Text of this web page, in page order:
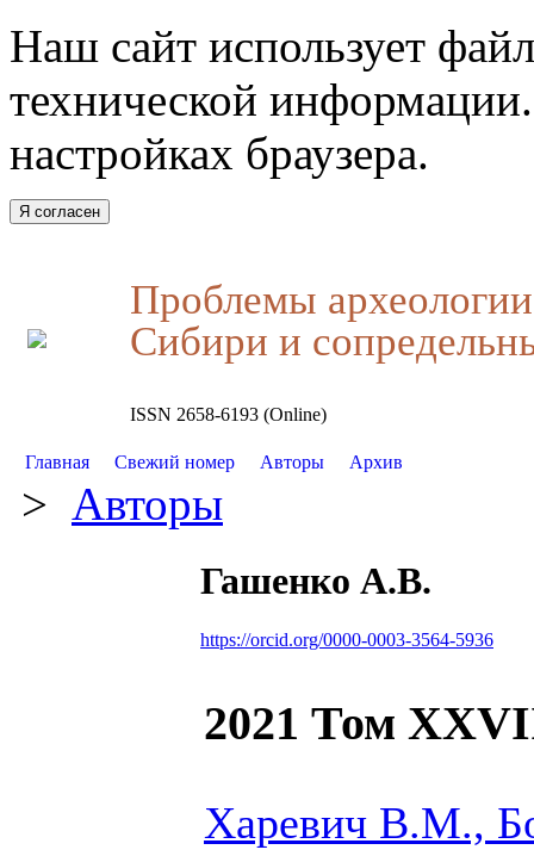
Наш сайт использует
технической
настройках браузера.
Я согласен
Проблемы
Сибири и
ISSN 2658-6193 (Online)
Главная Свежий номер Авторы Архив
> Авторы
Гашенко А.В.
https://orcid.org/0000-0003-3564-5936
2021 Том
Харевич В.М.,